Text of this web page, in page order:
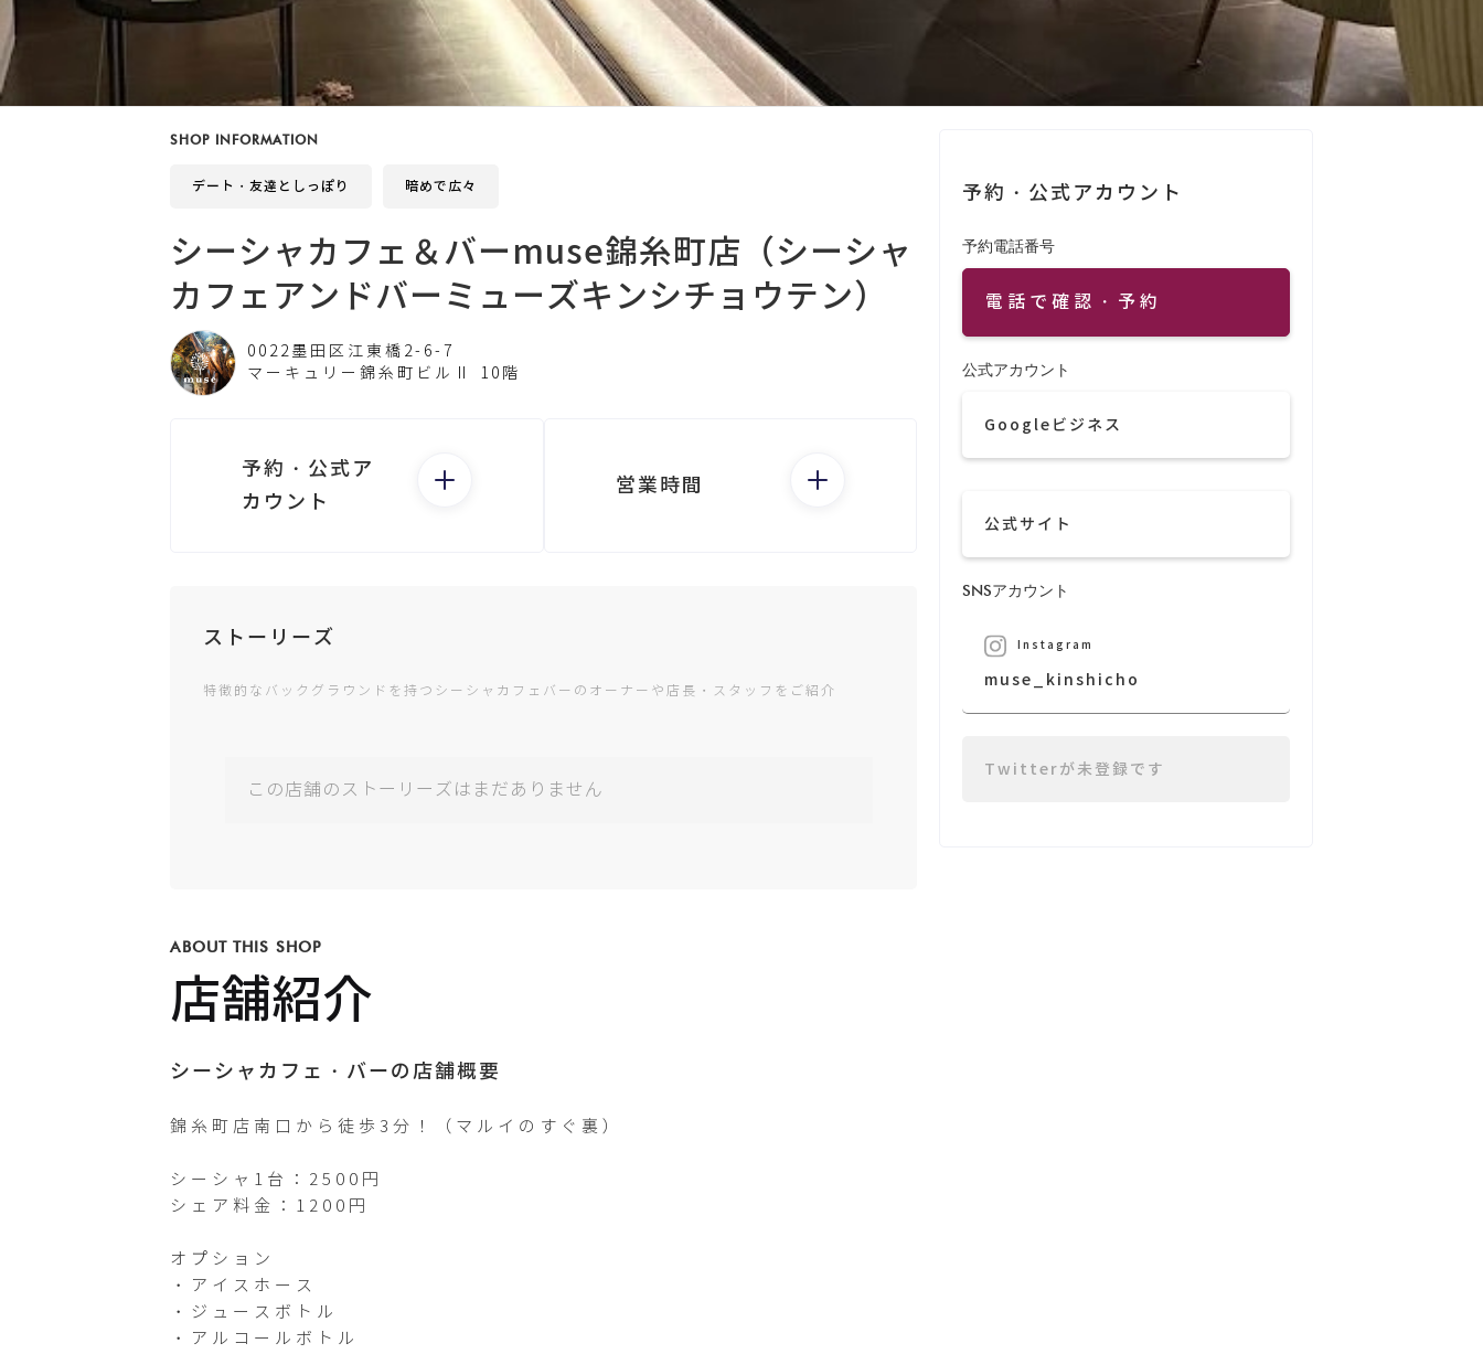
SHOP INFORMATION
デート・友達としっぽり 暗めで広々
シーシャカフェ＆バーmuse錦糸町店（シーシャ
カフェアンドバーミューズキンシチョウテン）
0022墨田区江東橋2-6-7
マーキュリー錦糸町ビルⅡ 10階
予約・公式ア
カウント
muse_kins
hicho
Twitterが
未登録です
営業時間
*営業時間は変更する場
ストーリーズ
特徴的なバックグラウンドを持つシーシャカフェバーのオーナーや店長・スタッフをご紹介
この店舗のストーリーズはまだありません
ABOUT THIS SHOP
店舗紹介
シーシャカフェ・バーの店舗概要
錦糸町店南口から徒歩3分！（マルイのすぐ裏）
シーシャ1台：2500円
シェア料金：1200円
オプション
・アイスホース
・ジュースボトル
・アルコールボトル
予約・公式アカウント
予約電話番号
電話で確認・予約
公式アカウント
Googleビジネス
公式サイト
SNSアカウント
Instagram
muse_kinshicho
Twitterが未登録です